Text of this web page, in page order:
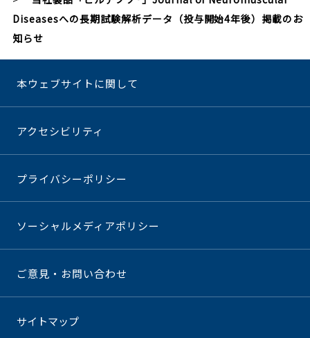
Diseasesへの長期試験解析データ（投与開始4年後）掲載のお
知らせ
本ウェブサイトに関して
アクセシビリティ
プライバシーポリシー
ソーシャルメディアポリシー
ご意見・お問い合わせ
サイトマップ